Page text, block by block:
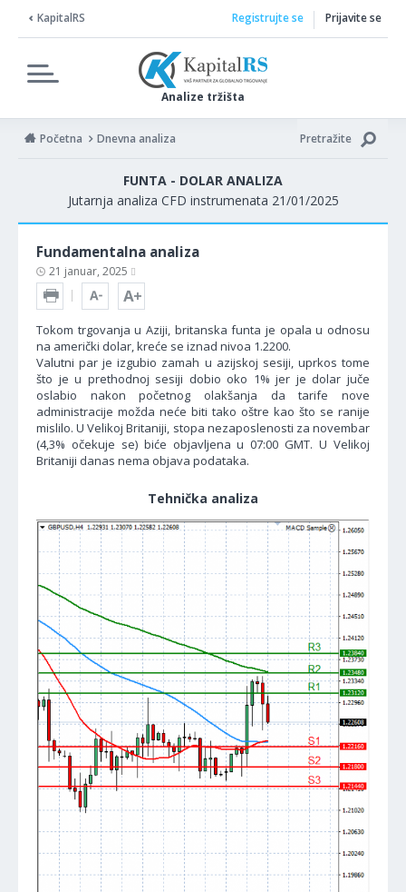
KapitalRS
Analize tržišta
Registrujte se Prijavite se
Početna Dnevna analiza Pretražite
FUNTA - DOLAR ANALIZA
Jutarnja analiza CFD instrumenata 21/01/2025
Fundamentalna analiza
21 januar, 2025
Tokom trgovanja u Aziji, britanska funta je opala u odnosu
na američki dolar, kreće se iznad nivoa 1.2200.
Valutni par je izgubio zamah u azijskoj sesiji, uprkos tome
što je u prethodnoj sesiji dobio oko 1% jer je dolar juče
oslabio nakon početnog olakšanja da tarife nove
administracije možda neće biti tako oštre kao što se ranije
mislilo. U Velikoj Britaniji, stopa nezaposlenosti za novembar
(4,3% očekuje se) biće objavljena u 07:00 GMT. U Velikoj
Britaniji danas nema objava podataka.
Tehnička analiza